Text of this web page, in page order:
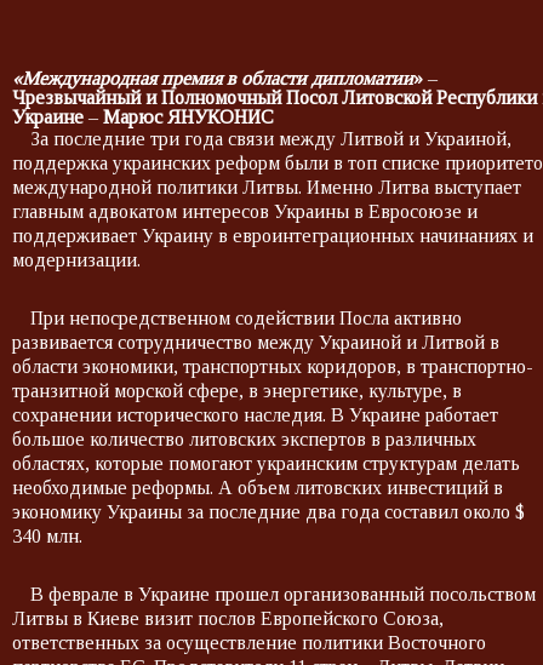
«Международная премия в области дипломатии» –
Чрезвычайный и Полномочный Посол Литовской Республики
Украине – Марюс ЯНУКОНИС
За последние три года связи между Литвой и Украиной,
поддержка украинских реформ были в топ списке
международной политики Литвы. Именно Литва выступает
главным адвокатом интересов Украины в Евросоюзе и
поддерживает Украину в евроинтеграционных начинаниях и
модернизации.
При непосредственном содействии Посла активно
развивается сотрудничество между Украиной и Литвой в
области экономики, транспортных коридоров, в транспортно-
транзитной морской сфере, в энергетике, культуре, в
сохранении исторического наследия. В Украине работает
большое количество литовских экспертов в различных
областях, которые помогают украинским структурам делать
необходимые реформы. А объем литовских инвестиций в
экономику Украины за последние два года составил около $
340 млн.
В феврале в Украине прошел организованный посольством
Литвы в Киеве визит послов Европейского Союза,
ответственных за осуществление политики Восточного